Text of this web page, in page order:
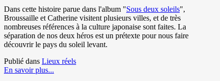
Dans cette histoire parue dans l'album "Sous deux soleils",
Broussaille et Catherine visitent plusieurs villes, et de très
nombreuses références à la culture japonaise sont faites. La
séparation de nos deux héros est un prétexte pour nous faire
découvrir le pays du soleil levant.
Publié dans Lieux réels
En savoir plus...